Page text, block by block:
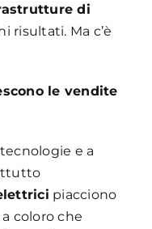
di
risultati. Ma c’è
le vendite
e a
piacciono
coloro che